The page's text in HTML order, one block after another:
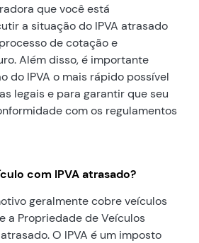
que você está
a situação do IPVA atrasado
de cotação e
Além disso, é importante
do IPVA o mais rápido possível
legais e para garantir que seu
com os regulamentos
com IPVA atrasado?
geralmente cobre veículos
a Propriedade de Veículos
O IPVA é um imposto